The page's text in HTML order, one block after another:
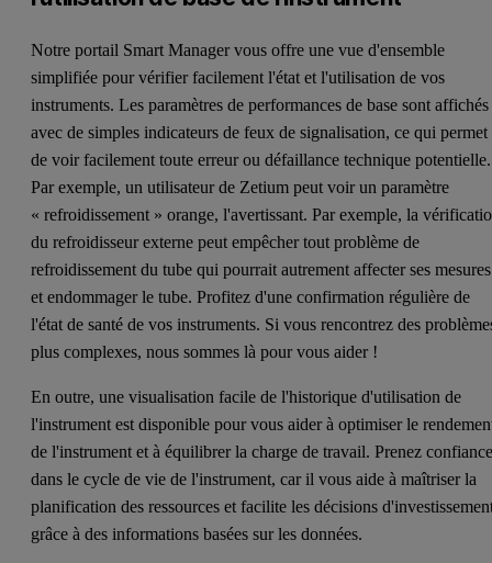
Notre portail Smart Manager vous offre une vue d'ensemble
simplifiée pour vérifier facilement l'état et l'utilisation de vos
instruments. Les paramètres de performances de base sont affichés
avec de simples indicateurs de feux de signalisation, ce qui permet
de voir facilement toute erreur ou défaillance technique potentielle.
Par exemple, un utilisateur de Zetium peut voir un paramètre
« refroidissement » orange, l'avertissant. Par exemple, la
du refroidisseur externe peut empêcher tout problème de
refroidissement du tube qui pourrait autrement affecter ses mesures
et endommager le tube. Profitez d'une confirmation régulière de
l'état de santé de vos instruments. Si vous rencontrez des
plus complexes, nous sommes là pour vous aider !
En outre, une visualisation facile de l'historique d'utilisation de
l'instrument est disponible pour vous aider à optimiser le
de l'instrument et à équilibrer la charge de travail. Prenez
dans le cycle de vie de l'instrument, car il vous aide à maîtriser la
planification des ressources et facilite les décisions
grâce à des informations basées sur les données.